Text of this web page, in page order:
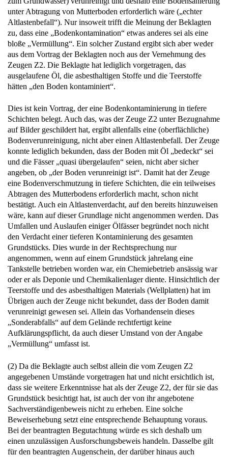
unter Abtragung von Mutterboden erforderlich wäre („echter
Altlastenbefall“). Nur insoweit trifft die Meinung der Beklagten
zu, dass eine „Bodenkontamination“ etwas anderes sei als eine
bloße „Vermüllung“. Ein solcher Zustand ergibt sich aber weder
aus dem Vortrag der Beklagten noch aus der Vernehmung des
Zeugen Z2. Die Beklagte hat lediglich vorgetragen, das
ausgelaufene Öl, die asbesthaltigen Stoffe und die Teerstoffe
hätten „den Boden kontaminiert“.
Dies ist kein Vortrag, der eine Bodenkontaminierung in tiefere
Schichten belegt. Auch das, was der Zeuge Z2 unter Bezugnahme
auf Bilder geschildert hat, ergibt allenfalls eine (oberflächliche)
Bodenverunreinigung, nicht aber einen Altlastenbefall. Der Zeuge
konnte lediglich bekunden, dass der Boden mit Öl „bedeckt“ sei
und die Fässer „quasi übergelaufen“ seien, nicht aber sicher
angeben, ob „der Boden verunreinigt ist“. Damit hat der Zeuge
eine Bodenverschmutzung in tiefere Schichten, die ein teilweises
Abtragen des Mutterbodens erforderlich macht, schon nicht
bestätigt. Auch ein Altlastenverdacht, auf den bereits hinzuweisen
wäre, kann auf dieser Grundlage nicht angenommen werden. Das
Umfallen und Auslaufen einiger Ölfässer begründet noch nicht
den Verdacht einer tieferen Kontaminierung des gesamten
Grundstücks. Dies wurde in der Rechtsprechung nur
angenommen, wenn auf einem Grundstück jahrelang eine
Tankstelle betrieben worden war, ein Chemiebetrieb ansässig war
oder er als Deponie und Chemikalienlager diente. Hinsichtlich der
Teerstoffe und des asbesthaltigen Materials (Wellplatten) hat im
Übrigen auch der Zeuge nicht bekundet, dass der Boden damit
verunreinigt gewesen sei. Allein das Vorhandensein dieses
„Sonderabfalls“ auf dem Gelände rechtfertigt keine
Aufklärungspflicht, da auch dieser Umstand von der Angabe
„Vermüllung“ umfasst ist.
(2) Da die Beklagte auch selbst allein die vom Zeugen Z2
angegebenen Umstände vorgetragen hat und nicht ersichtlich ist,
dass sie weitere Erkenntnisse hat als der Zeuge Z2, der für sie das
Grundstück besichtigt hat, ist auch der von ihr angebotene
Sachverständigenbeweis nicht zu erheben. Eine solche
Beweiserhebung setzt eine entsprechende Behauptung voraus.
Bei der beantragten Begutachtung würde es sich deshalb um
einen unzulässigen Ausforschungsbeweis handeln. Dasselbe gilt
für den beantragten Augenschein, der darüber hinaus auch